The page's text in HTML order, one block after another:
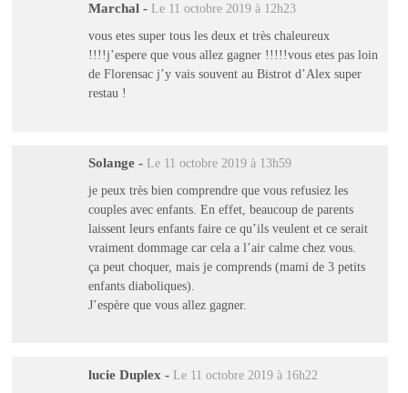
Marchal - Le 11 octobre 2019 à 12h23
vous etes super tous les deux et très chaleureux
!!!!j’espere que vous allez gagner !!!!!vous etes pas loin
de Florensac j’y vais souvent au Bistrot d’Alex super
restau !
Solange - Le 11 octobre 2019 à 13h59
je peux très bien comprendre que vous refusiez les
couples avec enfants. En effet, beaucoup de parents
laissent leurs enfants faire ce qu’ils veulent et ce serait
vraiment dommage car cela a l’air calme chez vous.
ça peut choquer, mais je comprends (mami de 3 petits
enfants diaboliques).
J’espère que vous allez gagner.
lucie Duplex - Le 11 octobre 2019 à 16h22